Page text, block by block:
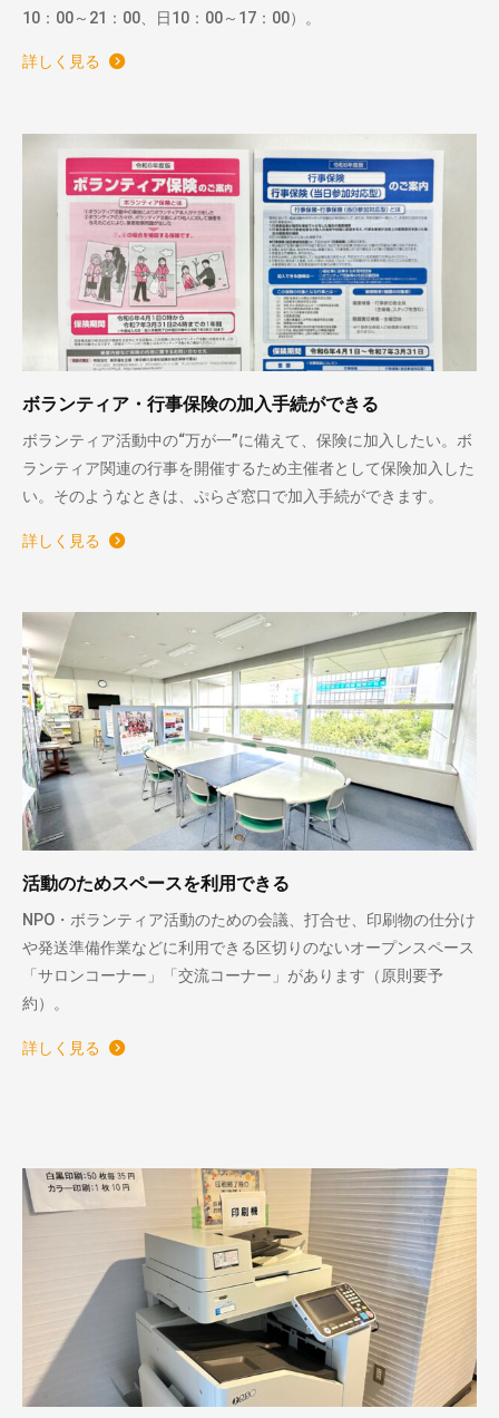
10：00～21：00、日10：00～17：00）。
詳しく見る
ボランティア・行事保険の加入手続ができる
ボランティア活動中の“万が一”に備えて、保険に加入したい。ボ
ランティア関連の行事を開催するため主催者として保険加入した
い。そのようなときは、ぷらざ窓口で加入手続ができます。
詳しく見る
活動のためスペースを利用できる
NPO・ボランティア活動のための会議、打合せ、印刷物の仕分け
や発送準備作業などに利用できる区切りのないオープンスペース
「サロンコーナー」「交流コーナー」があります（原則要予
約）。
詳しく見る